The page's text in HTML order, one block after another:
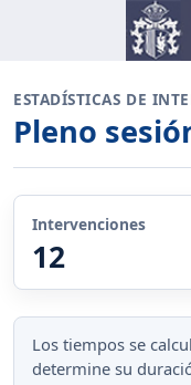
ESTADÍSTICAS DE
Pleno
Intervenciones
12
Los tiempos se
determine su